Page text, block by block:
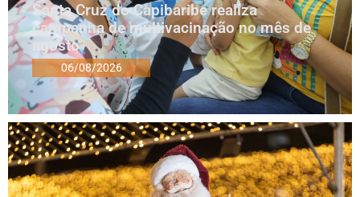
Santa Cruz do Capibaribe realiza
campanha de multivacinação no mês de
agosto
06/08/2026